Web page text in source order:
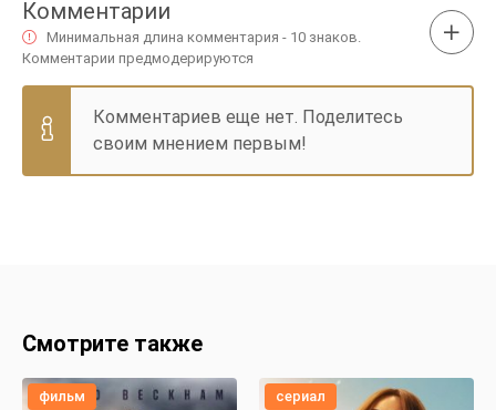
Комментарии
Минимальная длина комментария - 10 знаков.
Комментарии предмодерируются
Комментариев еще нет. Поделитесь
своим мнением первым!
Смотрите также
фильм сериал